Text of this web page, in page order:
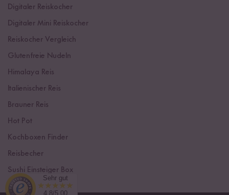
Digitaler Reiskocher
Digitaler Mini Reiskocher
Reiskocher Vergleich
Glutenfreie Nudeln
Himalaya Reis
Italienischer Reis
Brauner Reis
Hot Pot
Kochboxen Finder
Reisbecher
Sushi Einsteiger Box
Sehr gut
4.8/5.00